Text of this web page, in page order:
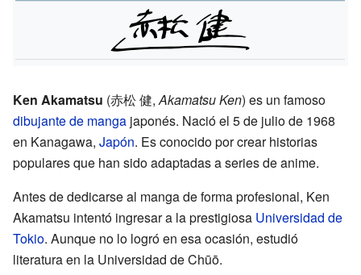
Ken Akamatsu (赤松 健,Akamatsu Ken) es un famoso
dibujante de manga japonés. Nació el 5 de julio de 1968
en Kanagawa, Japón. Es conocido por crear historias
populares que han sido adaptadas a series de anime.
Antes de dedicarse al manga de forma profesional, Ken
Akamatsu intentó ingresar a la prestigiosa Universidad de
Tokio. Aunque no lo logró en esa ocasión, estudió
literatura en la Universidad de Chūō.